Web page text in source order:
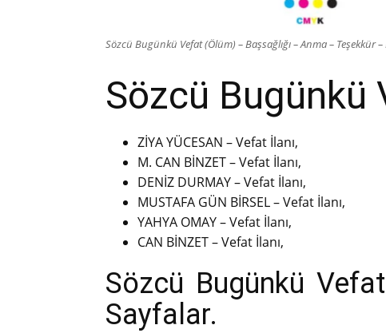
Sözcü Bugünkü Vefat (Ölüm) – Başsağlığı – Anma – Teşekkür
Sözcü Bugünkü
ZİYA YÜCESAN – Vefat İlanı,
M. CAN BİNZET – Vefat İlanı,
DENİZ DURMAY – Vefat İlanı,
MUSTAFA GÜN BİRSEL – Vefat İlanı,
YAHYA OMAY – Vefat İlanı,
CAN BİNZET – Vefat İlanı,
Sözcü Bugünkü
Sayfalar.